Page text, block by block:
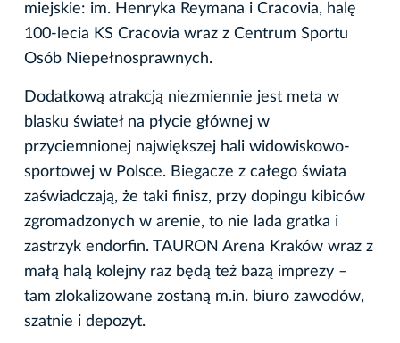
miejskie: im. Henryka Reymana i Cracovia, halę
100-lecia KS Cracovia wraz z Centrum Sportu
Osób Niepełnosprawnych.
Dodatkową atrakcją niezmiennie jest meta w
blasku świateł na płycie głównej w
przyciemnionej największej hali widowiskowo-
sportowej w Polsce. Biegacze z całego świata
zaświadczają, że taki finisz, przy dopingu kibiców
zgromadzonych w arenie, to nie lada gratka i
zastrzyk endorfin. TAURON Arena Kraków wraz z
małą halą kolejny raz będą też bazą imprezy –
tam zlokalizowane zostaną m.in. biuro zawodów,
szatnie i depozyt.